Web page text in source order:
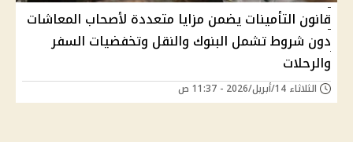
قانون التأمينات يضمن مزايا متعددة لأصحاب المعاشات
دون شروط تشمل البنوك والنقل وتخفضيات السفر
والرحلات
الثلاثاء 14/أبريل/2026 - 11:37 ص